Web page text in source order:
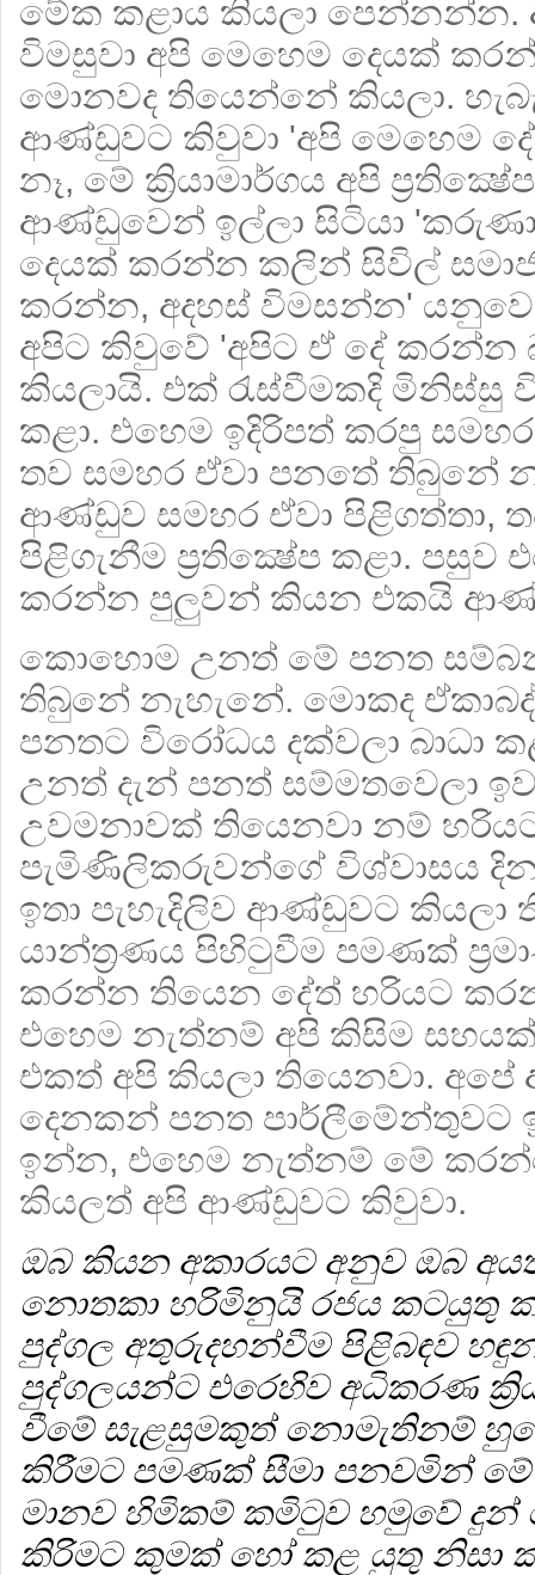
මේක කළාය කියලා
විමසුවා අපි මෙහෙම දෙයක්
මොනවද තියෙන්නේ කියලා.
ආණ්ඩුවට කිවුවා 'අපි මෙහෙම
නෑ, මේ ක්‍රියාමාර්ගය අපි
ආණ්ඩුවෙන් ඉල්ලා සිටියා 'කරුණා
දෙයක් කරන්න කලින් සිවිල්
කරන්න, අදහස් විමසන්න'
අපිට කිවුවේ 'අපිට ඒ දේ කරන්න
කියලායි. එක් රැස්වීමකදි මිනිස්සු
කළා. එහෙම ඉදිරිපත් කරපු
තව සමහර ඒවා පනතේ තිබුනේ
ආණ්ඩුව සමහර ඒවා පිළිගත්තා,
පිළිගැනීම ප්‍රතික්‍ෂේප කළා. පසුව
කරන්න පුලුවන් කියන එකයි
කොහොම උනත් මේ පනත
තිබුනේ නැහැනේ. මොකද
පනතට විරෝධය දක්වලා බාධා
උනත් දැන් පනත් සම්මතවෙලා
උවමනාවක් තියෙනවා නම්
පැමිණිලිකරුවන්ගේ විශ්වාසය
ඉතා පැහැදිලිව ආණ්ඩුවට කියලා
යාන්ත්‍රණය පිහිටුවීම පමණක්
කරන්න තියෙන දේත් හරියට
එහෙම නැත්නම් අපි කිසිම
එකත් අපි කියලා තියෙනවා. අපේ
දෙනකන් පනත පාර්ලීමේන්තුවට
ඉන්න, එහෙම නැත්නම් මේ
කියලත් අපි ආණ්ඩුවට කිවුවා.
ඔබ කියන අකාරයට අනුව ඔබ
නොතකා හරිමිනුයි රජය කටයුතු
පුද්ගල අතුරුදහන්වීම පිළිබඳව
පුද්ගලයන්ට එරෙහිව අධිකරණ
වීමේ සැළසුමකුත් නොමැතිනම්
කිරීමට පමණක් සීමා පනවමින්
මානව හිමිකම් කමිටුව හමුවේ
කිරිමට කුමක් හෝ කළ යුතු නිසා